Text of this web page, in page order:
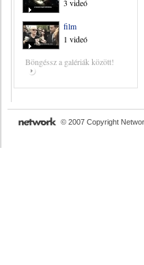
3 videó
film
1 videó
Böngéssz a galériák között!
© 2007 Copyright